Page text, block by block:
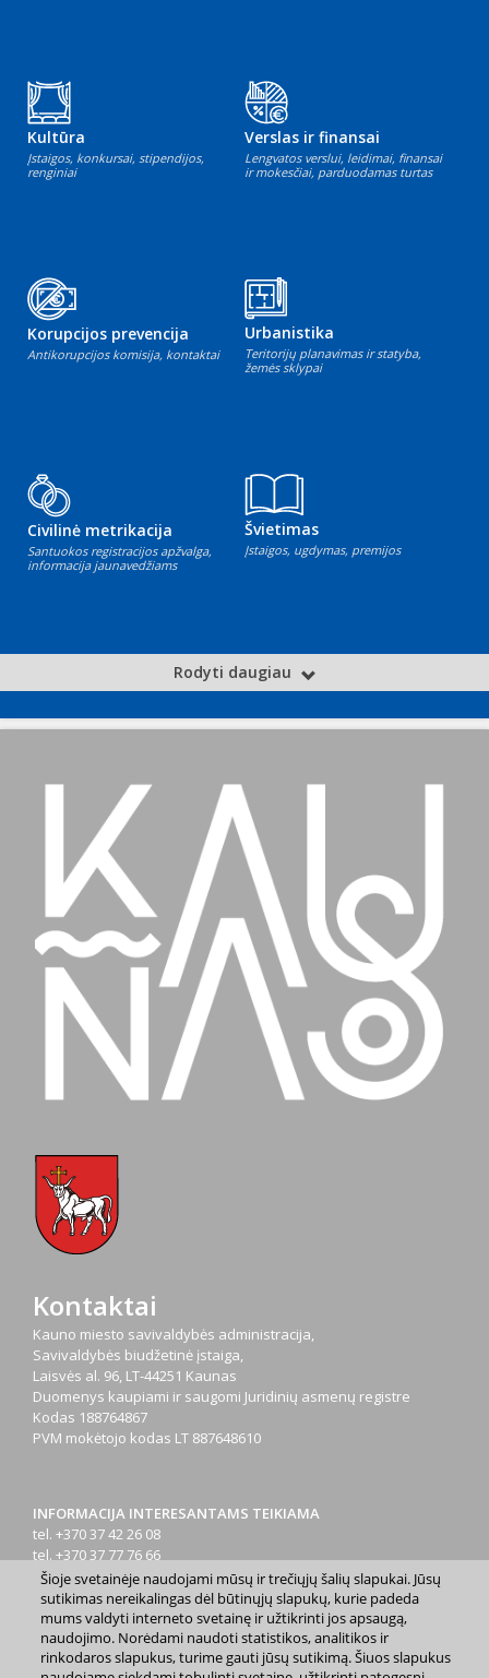
Kultūra
Įstaigos, konkursai, stipendijos,
renginiai
Verslas ir finansai
Lengvatos verslui, leidimai, finansai
ir mokesčiai, parduodamas turtas
Korupcijos prevencija
Antikorupcijos komisija, kontaktai
Urbanistika
Teritorijų planavimas ir statyba,
žemės sklypai
Civilinė metrikacija
Santuokos registracijos apžvalga,
informacija jaunavedžiams
Švietimas
Įstaigos, ugdymas, premijos
Rodyti daugiau
Kontaktai
Kauno miesto savivaldybės administracija,
Savivaldybės biudžetinė įstaiga,
Laisvės al. 96, LT-44251 Kaunas
Duomenys kaupiami ir saugomi Juridinių asmenų registre
Kodas 188764867
PVM mokėtojo kodas LT 887648610
INFORMACIJA INTERESANTAMS TEIKIAMA
tel. +370 37 42 26 08
tel. +370 37 77 76 66
tel. +370 660 07000
el. p.info@kaunas.lt
Šioje svetainėje naudojami mūsų ir trečiųjų šalių slapukai. Jūsų
sutikimas nereikalingas dėl būtinųjų slapukų, kurie padeda
mums valdyti interneto svetainę ir užtikrinti jos apsaugą,
naudojimo. Norėdami naudoti statistikos, analitikos ir
rinkodaros slapukus, turime gauti jūsų sutikimą. Šiuos slapukus